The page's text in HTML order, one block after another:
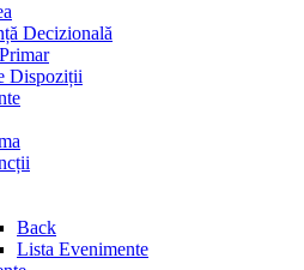
Decizională
Dispoziții
Back
Lista Evenimente